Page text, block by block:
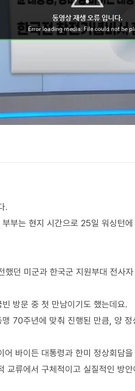
.
부는 현지 시간으로 25일 워싱턴
했던 미군과 한국군 지원부대 전사
방문 중 첫 만남이기도 했는데요.
70주년에 맞춰 진행된 만큼, 양
바이든 대통령과 한미 정상회담
교류에서 구체적이고 실질적인 방